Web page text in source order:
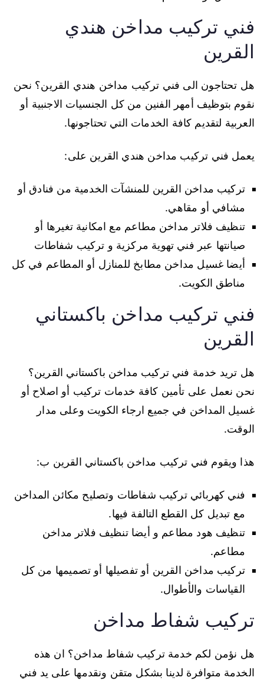
فني تركيب مداخن هندي
القرين
هل تحتاجون الى فني تركيب مداخن هندي القرين؟ نحن
نقوم بتوظيف أمهر الفنين من كل الجنسيات الاجنبية أو
العربية لتقديم كافة الخدمات التي تحتاجونها.
يعمل فني تركيب مداخن هندي القرين على:
تركيب مداخن القرين للمنشآت الخدمية من فنادق أو
مشافي أو مقاهي.
تنظيف فلاتر مداخن مطاعم مع امكانية تغيرها أو
صيانتها عبر فني تهوية مركزية و تركيب شفاطات
أيضا غسيل مداخن مطابخ للمنازل أو المطاعم في كل
مناطق الكويت.
فني تركيب مداخن باكستاني
القرين
هل تريد خدمة فني تركيب مداخن باكستاني القرين؟
نحن نعمل على تأمين كافة خدمات تركيب أو اصلاح أو
غسيل المداخن في جميع ارجاء الكويت وعلى مدار
الوقت.
هذا ويقوم فني تركيب مداخن باكستاني القرين ب:
فني كهربائي تركيب شفاطات وتصليح مكائن المداخن
مع تبديل كل القطع التالفة فيها.
تنظيف هود مطاعم و أيضا تنظيف فلاتر مداخن
مطاعم.
تركيب مداخن القرين أو تفصيلها أو تصميمها من كل
القياسات والأطوال.
تركيب شفاط مداخن
هل نؤمن لكم خدمة تركيب شفاط مداخن؟ ان هذه
الخدمة متوافرة لدينا بشكل متقن ونقدمها على يد فني